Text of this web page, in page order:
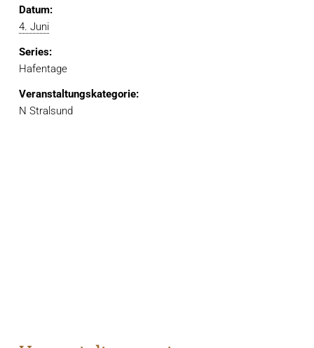
Datum:
4. Juni
Series:
Hafentage
Veranstaltungskategorie:
N Stralsund